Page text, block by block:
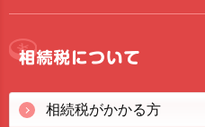
相続税がかかる方